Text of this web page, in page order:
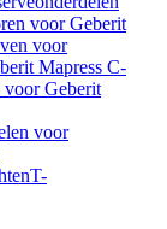
voor Geberit
voor
Mapress C-
voor Geberit
voor
T-